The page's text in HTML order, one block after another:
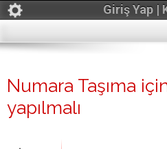
Giriş Yap |
Numara Taşıma
yapılmalı